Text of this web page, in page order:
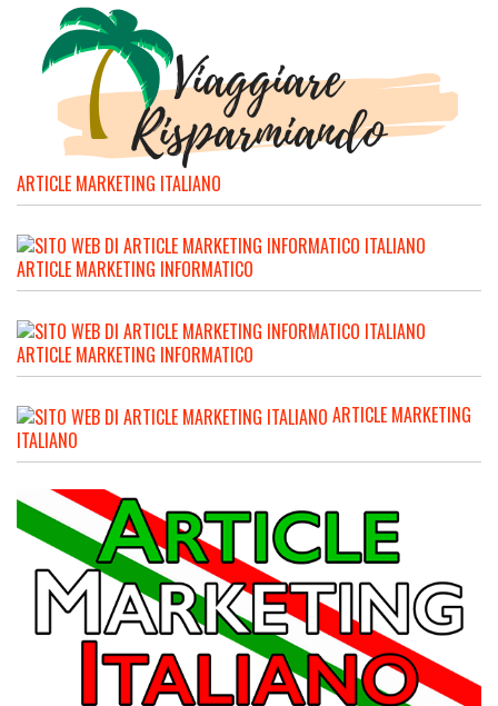
ARTICLE MARKETING ITALIANO
ARTICLE MARKETING INFORMATICO
ARTICLE MARKETING INFORMATICO
ARTICLE MARKETING
ITALIANO